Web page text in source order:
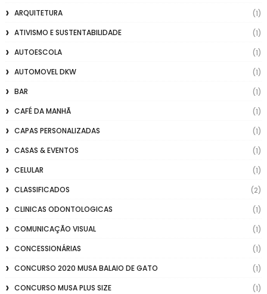
ARQUITETURA
(1)
ATIVISMO E SUSTENTABILIDADE
(1)
AUTOESCOLA
(1)
AUTOMOVEL DKW
(1)
BAR
(1)
CAFÉ DA MANHÃ
(1)
CAPAS PERSONALIZADAS
(1)
CASAS & EVENTOS
(1)
CELULAR
(1)
CLASSIFICADOS
(2)
CLINICAS ODONTOLOGICAS
(1)
COMUNICAÇÃO VISUAL
(1)
CONCESSIONÁRIAS
(1)
CONCURSO 2020 MUSA BALAIO DE GATO
(1)
CONCURSO MUSA PLUS SIZE
(1)